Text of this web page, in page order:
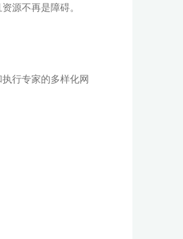
源不再是障碍。
行专家的多样化网